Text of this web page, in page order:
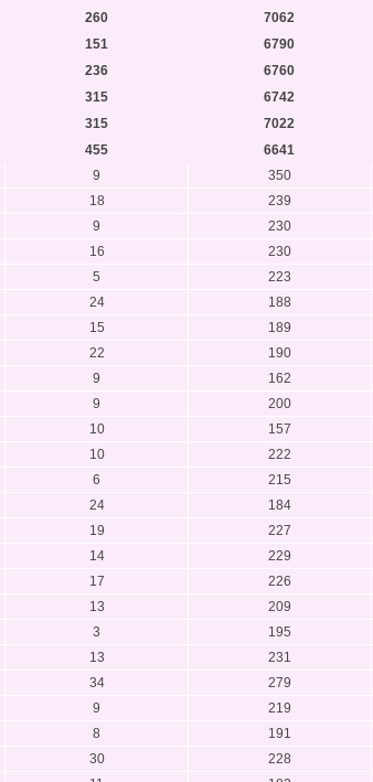
260 7062
151 6790
236 6760
315 6742
315 7022
455 6641
9 350
18 239
9 230
16 230
5 223
24 188
15 189
22 190
9 162
9 200
10 157
10 222
6 215
24 184
19 227
14 229
17 226
13 209
3 195
13 231
34 279
9 219
8 191
30 228